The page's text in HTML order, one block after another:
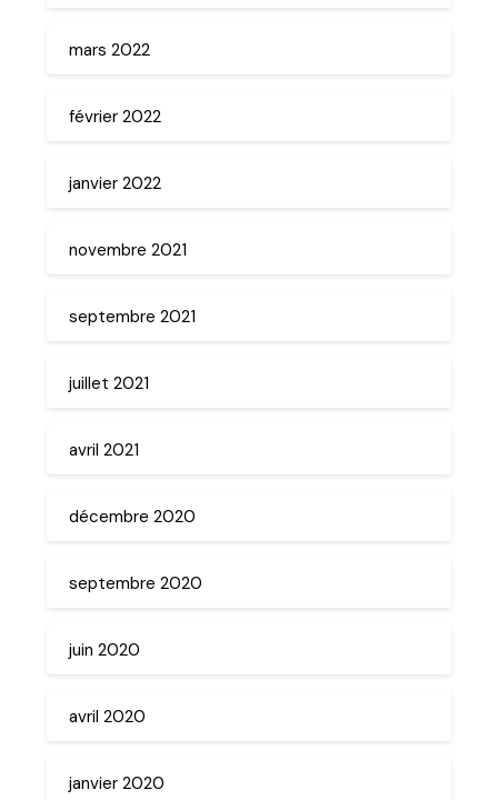
mars 2022
février 2022
janvier 2022
novembre 2021
septembre 2021
juillet 2021
avril 2021
décembre 2020
septembre 2020
juin 2020
avril 2020
janvier 2020